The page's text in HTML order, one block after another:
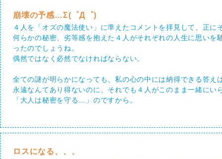
崩壊の予感…Σ(゜Д゜)
４人を「オズの魔法使い」に準えたコメントを拝見して、正に
何らかの秘密、劣等感を抱えた４人がそれぞれの人生に思い
ったのでしょうね。
偶然ではなく必然でなければならない。
全ての謎が明らかになっても、私の心の中には納得できる答え
永遠なんてあり得ないのに、それでも４人がこのまま一緒にい
「大人は秘密を守る…」のですから。
ロスになる、、、